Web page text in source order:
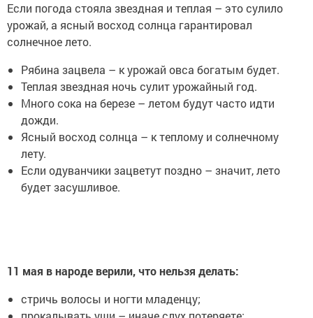
Если погода стояла звездная и теплая – это сулило
урожай, а ясный восход солнца гарантировал
солнечное лето.
Рябина зацвела – к урожай овса богатым будет.
Теплая звездная ночь сулит урожайный год.
Много сока на березе – летом будут часто идти
дожди.
Ясный восход солнца – к теплому и солнечному
лету.
Если одуванчики зацветут поздно – значит, лето
будет засушливое.
11 мая в народе верили, что нельзя делать:
стричь волосы и ногти младенцу;